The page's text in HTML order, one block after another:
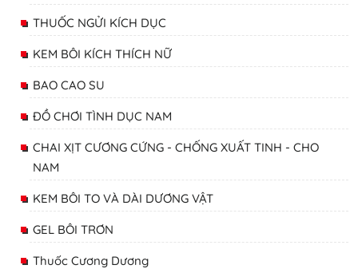
THUỐC NGỬI KÍCH DỤC
KEM BÔI KÍCH THÍCH NỮ
BAO CAO SU
ĐỒ CHƠI TÌNH DỤC NAM
CHAI XỊT CƯƠNG CỨNG - CHỐNG XUẤT TINH - CHO
NAM
KEM BÔI TO VÀ DÀI DƯƠNG VẬT
GEL BÔI TRƠN
Thuốc Cương Dương